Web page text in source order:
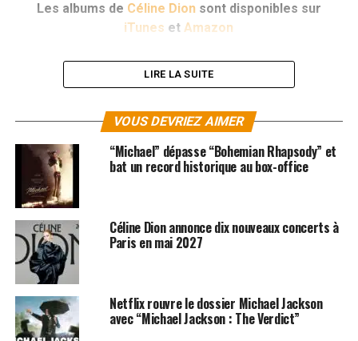
Les albums de Céline Dionsont disponibles sur
iTunes etAmazon
LIRE LA SUITE
VOUS DEVRIEZ AIMER
“Michael” dépasse “Bohemian Rhapsody” et
bat un record historique au box-office
Céline Dion annonce dix nouveaux concerts à
Paris en mai 2027
Netflix rouvre le dossier Michael Jackson
avec “Michael Jackson : The Verdict”